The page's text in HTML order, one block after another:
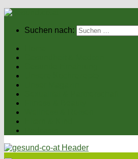
Suchen nach: